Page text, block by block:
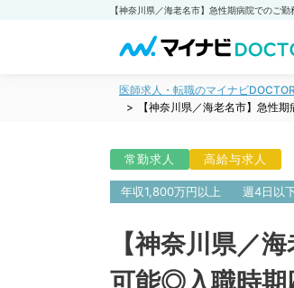
医師求人・転職のマイナビDOCTOR
【神奈川県／海老名市】急性
常勤求人 高給与求人
年収1,800万円以上 週4日以
【神奈川県／
可能◎入職時期